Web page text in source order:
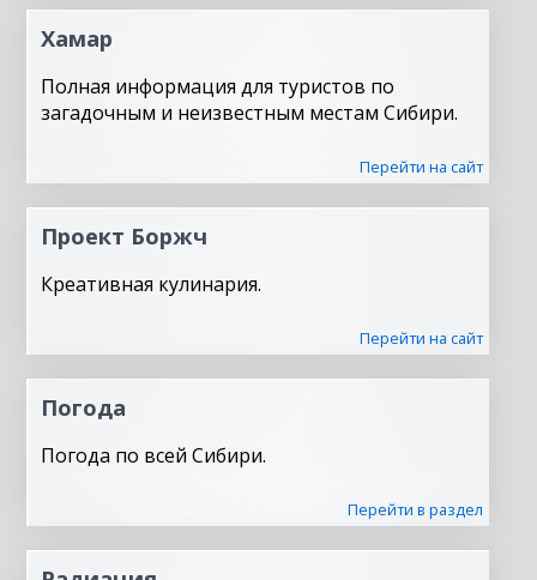
Хамар
Полная информация для туристов по
загадочным и неизвестным местам Сибири.
Перейти на сайт
Проект Боржч
Креативная кулинария.
Перейти на сайт
Погода
Погода по всей Сибири.
Перейти в раздел